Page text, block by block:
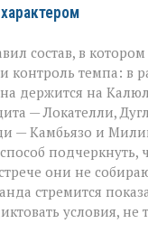
состав, в котором
контроль темпа: в
держится на
— Локателли,
— Камбьязо и
подчеркнуть,
они не
стремится
условия, не